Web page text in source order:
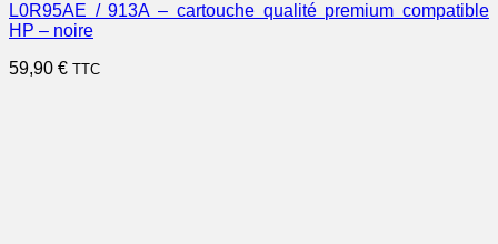
L0R95AE / 913A – cartouche qualité premium compatible
HP – noire
59,90 € TTC